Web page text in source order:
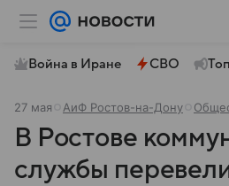
Война в Иране СВО
27 мая АиФ Ростов-на-Дону
В Ростове
службы